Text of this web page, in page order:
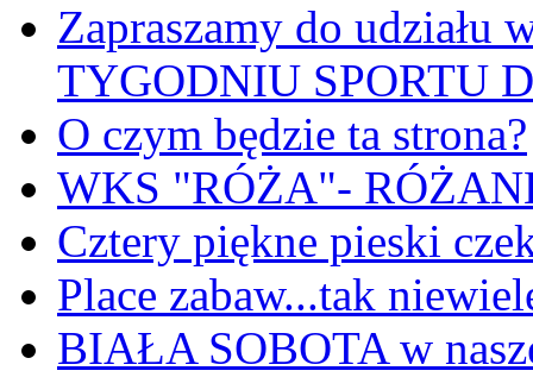
Zapraszamy do udziału
TYGODNIU SPORTU
O czym będzie ta strona?
WKS "RÓŻA"-
Cztery piękne pieski
Place zabaw...tak
BIAŁA SOBOTA w